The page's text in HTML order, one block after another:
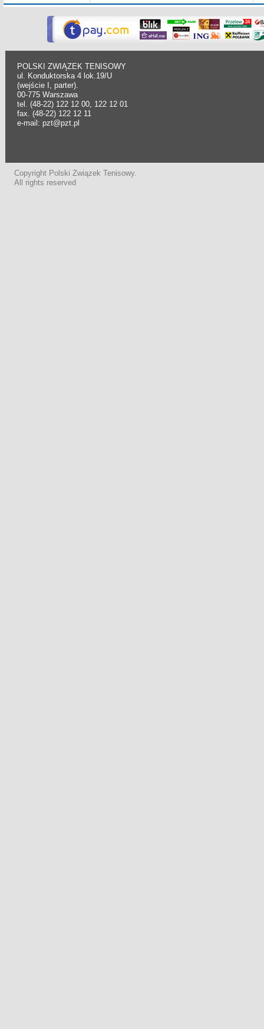
POLSKI ZWIĄZEK TENISOWY
ul. Konduktorska 4 lok.19/U
(wejście I, parter).
00-775 Warszawa
tel. (48-22) 122 12 00, 122 12 01
fax. (48-22) 122 12 11
e-mail: pzt@pzt.pl
Copyright Polski Związek Tenisowy.
All rights reserved